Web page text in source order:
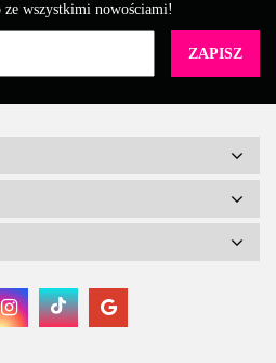
Web
ze wszystkimi nowościami!